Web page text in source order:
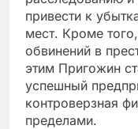
привести к
мест. Кроме
обвинений в
этим Пригожин
успешный
контроверзная
пределами.